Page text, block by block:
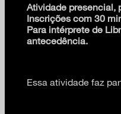
Atividade presencial,
Inscrições com 30
Para intérprete de
antecedência.
Essa atividade faz